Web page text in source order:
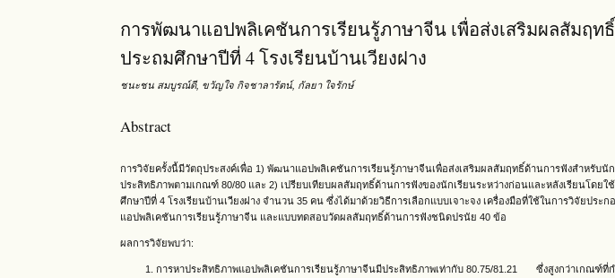
การพัฒนาแอปพลิเคชันการเรียนรู้ภาษาจีน เพื่อส่งเสริมผลสัมฤ
ประถมศึกษาปีที่ 4 โรงเรียนบ้านเวียงฝาง
ชนะชน สมบูรณ์ดี, ขวัญใจ กิจชาลารัตน์, กัลยา ใจรักษ์
Abstract
การวิจัยครั้งนี้มีวัตถุประสงค์เพื่อ 1) พัฒนาแอปพลิเคชันการเรียนรู้ภาษาจีนเพื่อส่งเสริมผลสัมฤทธิ์ด้านการฟังสำหรับนั
ประสิทธิภาพตามเกณฑ์ 80/80 และ 2) เปรียบเทียบผลสัมฤทธิ์ด้านการฟังของนักเรียนระหว่างก่อนและหลังเรียนโดย
ศึกษาปีที่ 4 โรงเรียนบ้านเวียงฝาง จำนวน 35 คน ซึ่งได้มาด้วยวิธีการเลือกแบบเจาะจง เครื่องมือที่ใช้ในการวิจัยประ
แอปพลิเคชันการเรียนรู้ภาษาจีน และแบบทดสอบวัดผลสัมฤทธิ์ด้านการฟังชนิดปรนัย 40 ข้อ
ผลการวิจัยพบว่า:
การหาประสิทธิภาพแอปพลิเคชันการเรียนรู้ภาษาจีนมีประสิทธิภาพเท่ากับ 80.75/81.21 ซึ่งสูงกว่าเกณฑ์ที่ก